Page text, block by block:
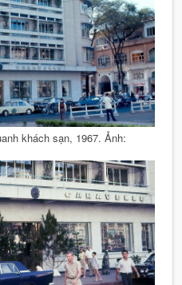
khách sạn, 1967. Ảnh: